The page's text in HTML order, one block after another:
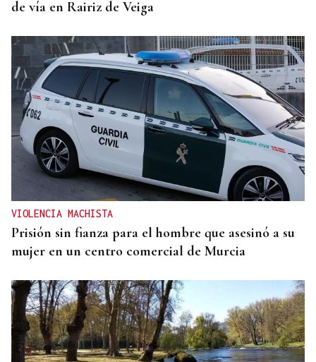
de vía en Rairiz de Veiga
VIOLENCIA MACHISTA
Prisión sin fianza para el hombre que asesinó a su
mujer en un centro comercial de Murcia